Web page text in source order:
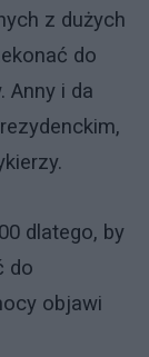
z dużych
do
Anny i da
dlatego, by
do
objawi